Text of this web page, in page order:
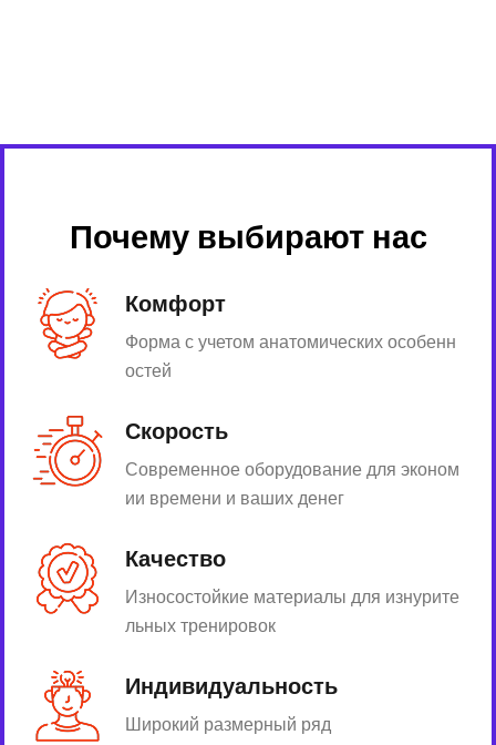
Почему выбирают нас
Комфорт
Форма с учетом анатомических особенн
остей
Скорость
Современное оборудование для эконом
ии времени и ваших денег
Качество
Износостойкие материалы для изнурите
льных тренировок
Индивидуальность
Широкий размерный ряд